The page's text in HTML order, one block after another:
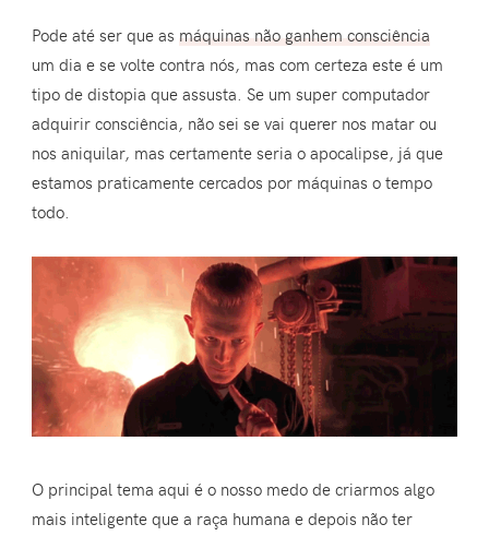
Pode até ser que as máquinas não ganhem consciência
um dia e se volte contra nós, mas com certeza este é um
tipo de distopia que assusta. Se um super computador
adquirir consciência, não sei se vai querer nos matar ou
nos aniquilar, mas certamente seria o apocalipse, já que
estamos praticamente cercados por máquinas o tempo
todo.
O principal tema aqui é o nosso medo de criarmos algo
mais inteligente que a raça humana e depois não ter